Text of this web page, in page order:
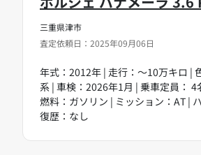
三重県津市
査定依頼日：2025年09月06日
年式：2012年 | 走行：～10万キロ |
系 | 車検：2026年1月 | 乗車定員： 4
燃料：ガソリン | ミッション：AT |
復歴：なし